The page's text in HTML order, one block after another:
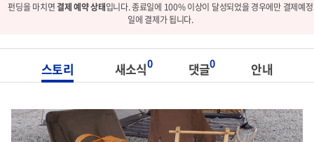
펀딩을 마치면결제 예약 상태입니다. 종료일에 100% 이상이 달성되었을 경우에만 결제예정
일에 결제가 됩니다.
스토리 새소식0 댓글0 안내